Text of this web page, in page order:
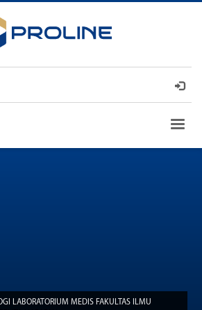
LABORATORIUM MEDIS FAKULTAS ILMU